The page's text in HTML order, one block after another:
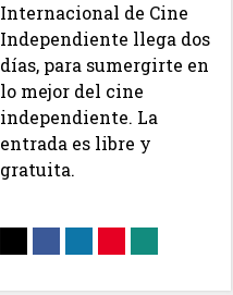
Internacional de Cine
Independiente llega dos
días, para sumergirte en
lo mejor del cine
independiente. La
entrada es libre y
gratuita.